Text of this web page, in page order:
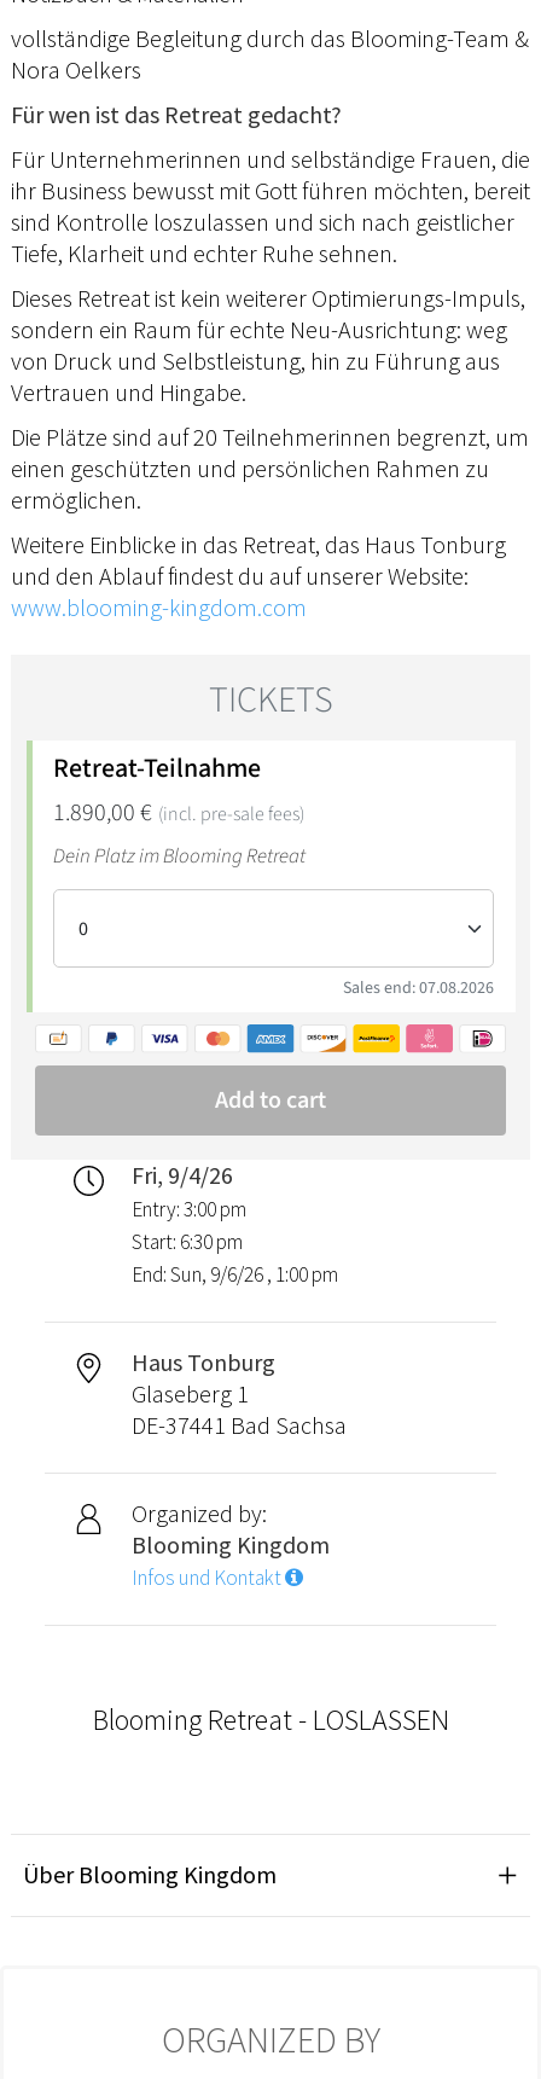
vollständige Begleitung durch das Blooming-Team &
Nora Oelkers
Für wen ist das Retreat gedacht?
Für Unternehmerinnen und selbständige Frauen, die
ihr Business bewusst mit Gott führen möchten, bereit
sind Kontrolle loszulassen und sich nach geistlicher
Tiefe, Klarheit und echter Ruhe sehnen.
Dieses Retreat ist kein weiterer Optimierungs-Impuls,
sondern ein Raum für echte Neu-Ausrichtung: weg
von Druck und Selbstleistung, hin zu Führung aus
Vertrauen und Hingabe.
Die Plätze sind auf 20 Teilnehmerinnen begrenzt, um
einen geschützten und persönlichen Rahmen zu
ermöglichen.
Weitere Einblicke in das Retreat, das Haus Tonburg
und den Ablauf findest du auf unserer Website:
www.blooming-kingdom.com
Fri, 9/4/26
Entry: 3:00 pm
Start: 6:30 pm
End: Sun, 9/6/26 , 1:00 pm
Haus Tonburg
Glaseberg 1
DE-37441 Bad Sachsa
Organized by:
Blooming Kingdom
Infos und Kontakt
Blooming Retreat - LOSLASSEN
Über Blooming Kingdom
ORGANIZED BY